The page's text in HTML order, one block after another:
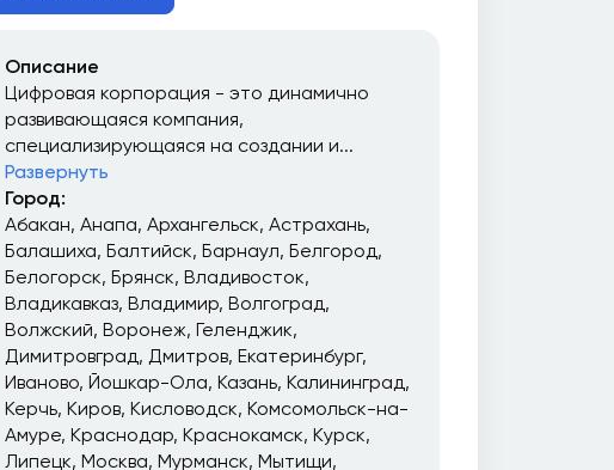
Описание
Цифровая корпорация - это динамично
развивающаяся компания,
специализирующаяся на создании и...
Развернуть
Город:
Абакан Анапа Архангельск Астрахань
Балашиха Балтийск Барнаул Белгород
Белогорск Брянск Владивосток
Владикавказ Владимир Волгоград
Волжский Воронеж Геленджик
Димитровград
Дмитров Екатеринбург
Иваново Йошкар-Ола Казань Калининград
Керчь Киров Кисловодск Комсомольск-на-
Амуре Краснодар Краснокамск Курск
Липецк Москва Мурманск Мытищи